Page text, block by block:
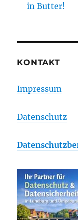
in Butter!
KONTAKT
Impressum
Datenschutz